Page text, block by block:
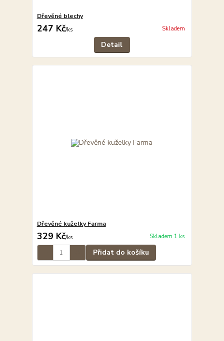
Dřevěné blechy
247 Kč/ks Skladem
Detail
Dřevěné kuželky Farma
329 Kč/ks Skladem 1 ks
Přidat do košíku